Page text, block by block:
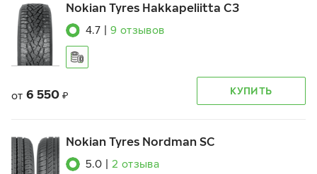
Nokian Tyres Hakkapeliitta C3
4.7 9 отзывов
от 6 550 ₽ КУПИТЬ
Nokian Tyres Nordman SC
5.0 2 отзыва